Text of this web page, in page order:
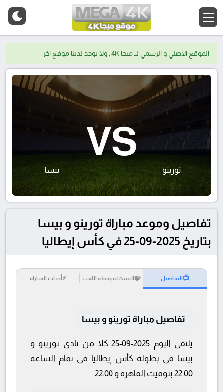
الموقع الأصلي و الرسمي لــ ميجا 4K , ولا يوجد لدينا موقع اخر.
تورينو
VS
بيسا
تفاصيل وموعد مباراة تورينو و بيسا
بتاريخ 2025-09-25 في كأس إيطاليا
📺التفاصيل 🧩التشكيلة وخطة اللعب ⚡أحداث المباراة
تفاصيل مباراة تورينو و بيسا
يلتقى اليوم 2025-09-25 كلا من نادى تورينو و
بيسا فى بطولة كأس إيطاليا فى تمام الساعة
22:00 بتوقيت القاهرة و 22:00.